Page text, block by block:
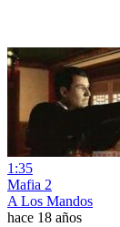
1:35
Mafia 2
A Los Mandos
hace 18 años